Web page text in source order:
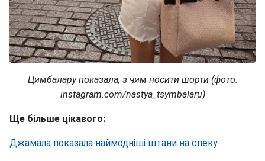
Цимбалару показала, з чим носити шорти (фото:
instagram.com/nastya_tsymbalaru)
Ще більше цікавого:
Джамала показала наймодніші штани на спеку